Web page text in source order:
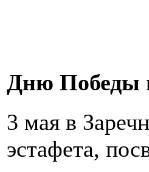
Дню Победы
3 мая в
эстафета,